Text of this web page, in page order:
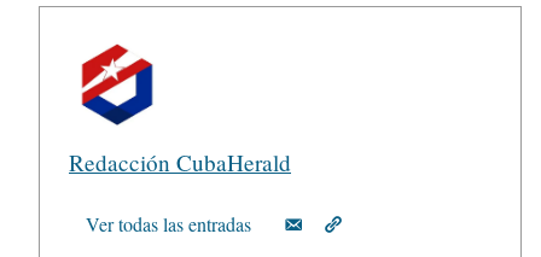
Redacción CubaHerald
Ver todas las entradas